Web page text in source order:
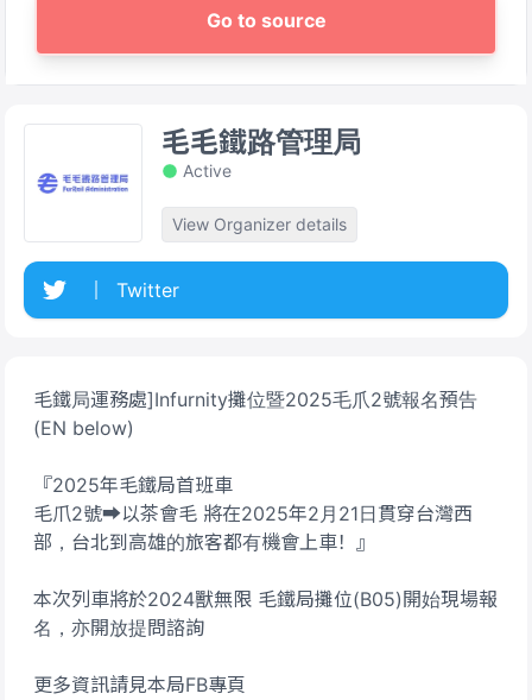
Go to source
毛鐵局運務處]Infurnity攤位暨2025毛爪2號報名預告
(EN below)
『2025年毛鐵局首班車
毛爪2號➡️以茶會毛 將在2025年2月21日貫穿台灣西
部，台北到高雄的旅客都有機會上車！』
本次列車將於2024獸無限 毛鐵局攤位(B05)開始現場報
名，亦開放提問諮詢
更多資訊請見本局FB專頁
毛毛鐵路管理局
Active
View Organizer details
Twitter